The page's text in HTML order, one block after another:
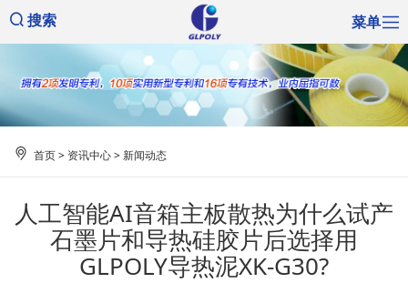
搜索 菜单
首页> 资讯中心>新闻动态
人工智能AI音箱主板散热为什么试产
石墨片和导热硅胶片后选择用
GLPOLY导热泥XK-G30?